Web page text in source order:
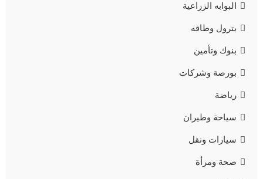
البوابه الزراعية
بترول وطاقه
بنوك وتأمين
بورصة وشركات
رياضة
سياحة وطيران
سيارات ونقل
صحة ومرأة